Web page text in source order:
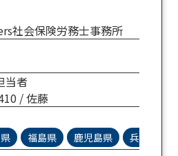
社会保険労務士事務所
当者
/ 佐藤
福島県 鹿児島県 兵庫県